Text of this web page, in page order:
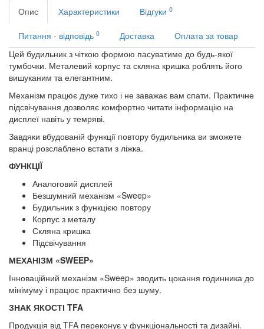
Опис
Характеристики Відгуки 0
Питання - відповідь 0 Доставка
Оплата за товар
Цей будильник з чіткою формою пасуватиме до будь-якої
тумбочки. Металевий корпус та скляна кришка роблять його
вишуканим та елегантним.
Механізм працює дуже тихо і не заважає вам спати. Практичне
підсвічування дозволяє комфортно читати інформацію на
дисплеї навіть у темряві.
Завдяки вбудованій функції повтору будильника ви зможете
вранці розслаблено встати з ліжка.
ФУНКЦІЇ
Аналоговий дисплей
Безшумний механізм «Sweep»
Будильник з функцією повтору
Корпус з металу
Скляна кришка
Підсвічування
МЕХАНІЗМ «SWEEP»
Інноваційний механізм «Sweep» зводить цокання годинника до
мінімуму і працює практично без шуму.
ЗНАК ЯКОСТІ TFA
Продукція від TFA переконує у функціональності та дизайні.